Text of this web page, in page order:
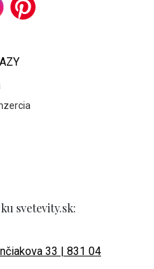
svetevity.sk:
33 | 831 04